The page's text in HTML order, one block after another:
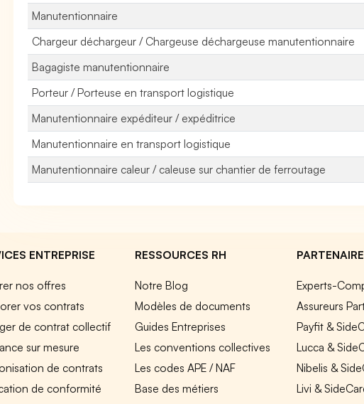
Manutentionnaire
Chargeur déchargeur / Chargeuse déchargeuse manutentionnaire
Bagagiste manutentionnaire
Porteur / Porteuse en transport logistique
Manutentionnaire expéditeur / expéditrice
Manutentionnaire en transport logistique
Manutentionnaire caleur / caleuse sur chantier de ferroutage
ENTREPRISE
nos offres
vos contrats
de contrat collectif
sur mesure
de contrats
de conformité
RESSOURCES RH
Notre Blog
Modèles de documents
Guides Entreprises
Les conventions collectives
Les codes APE / NAF
Base des métiers
Experts-
Assureurs
Payfit &
Lucca &
Nibelis &
Livi &